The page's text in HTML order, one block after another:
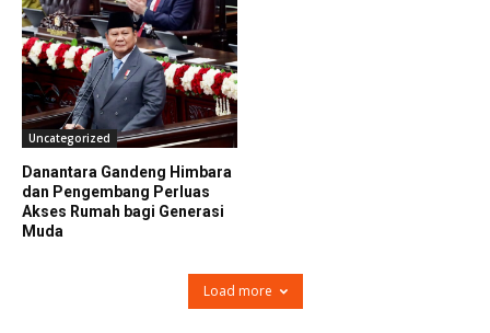
Uncategorized
Danantara Gandeng Himbara
dan Pengembang Perluas
Akses Rumah bagi Generasi
Muda
Load more